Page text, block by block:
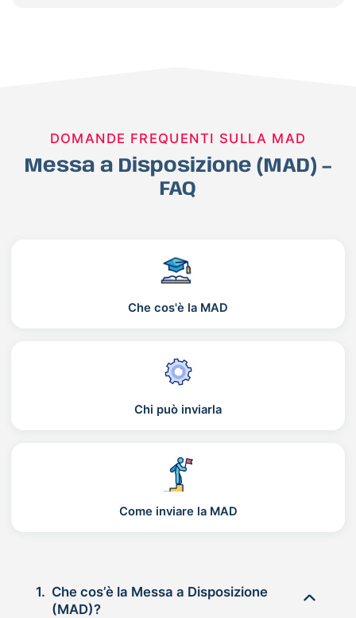
DOMANDE FREQUENTI SULLA MAD
Messa a Disposizione (MAD) –
FAQ
Che cos'è la MAD
Chi può inviarla
Come inviare la MAD
1. Che cos’è la Messa a Disposizione
(MAD)?